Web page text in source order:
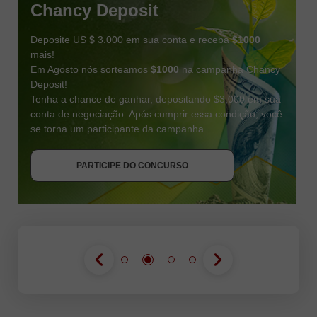
PARTICIPE DO CONCURSO
Chancy Deposit
Deposite US $ 3.000 em sua conta e receba$1000
mais!
Em Agosto nós sorteamos $1000 na campanha Chancy
Deposit!
Tenha a chance de ganhar, depositando $3,000 em sua
conta de negociação. Após cumprir essa condição, você
se torna um participante da campanha.
PARTICIPE DO CONCURSO
PARTICIPE DO CONCURSO
RECEBA O BÔNUS